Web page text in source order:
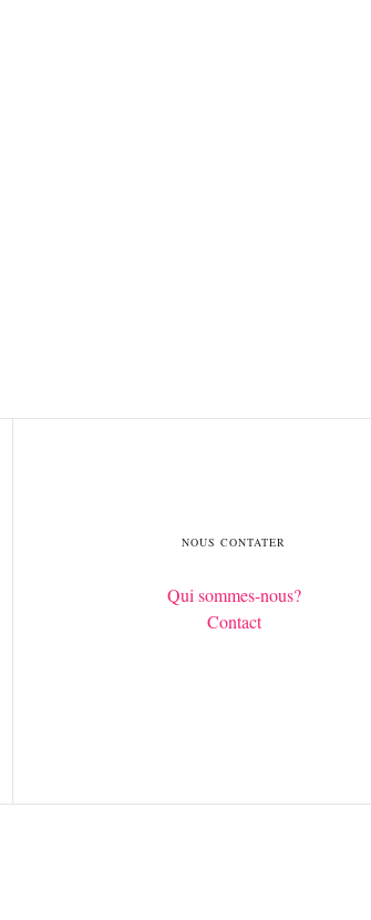
NOUS CONTATER
Qui sommes-nous?
Contact